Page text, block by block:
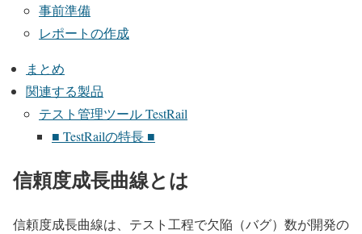
事前準備
レポートの作成
まとめ
関連する製品
テスト管理ツール TestRail
■ TestRailの特長 ■
信頼度成長曲線とは
信頼度成長曲線は、テスト工程で欠陥（バグ）数が開発の